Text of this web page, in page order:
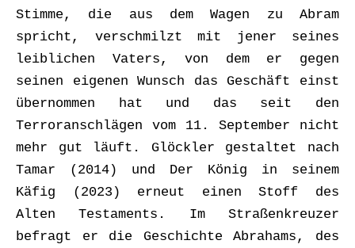
Stimme, die aus dem Wagen zu Abram
spricht, verschmilzt mit jener seines
leiblichen Vaters, von dem er gegen
seinen eigenen Wunsch das Geschäft einst
übernommen hat und das seit den
Terroranschlägen vom 11. September nicht
mehr gut läuft. Glöckler gestaltet nach
Tamar (2014) und Der König in seinem
Käfig (2023) erneut einen Stoff des
Alten Testaments. Im Straßenkreuzer
befragt er die Geschichte Abrahams, des